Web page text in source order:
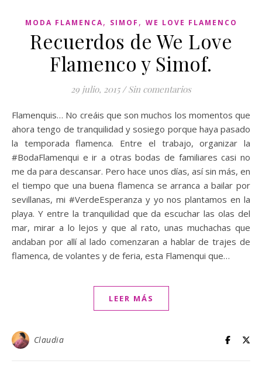
MODA FLAMENCA, SIMOF , WE LOVE FLAMENCO
Recuerdos de We Love
Flamenco y Simof.
29 julio, 2015 / Sin comentarios
Flamenquis… No creáis que son muchos los momentos que
ahora tengo de tranquilidad y sosiego porque haya pasado
la temporada flamenca. Entre el trabajo, organizar la
#BodaFlamenqui e ir a otras bodas de familiares casi no
me da para descansar. Pero hace unos días, así sin más, en
el tiempo que una buena flamenca se arranca a bailar por
sevillanas, mi #VerdeEsperanza y yo nos plantamos en la
playa. Y entre la tranquilidad que da escuchar las olas del
mar, mirar a lo lejos y que al rato, unas muchachas que
andaban por allí al lado comenzaran a hablar de trajes de
flamenca, de volantes y de feria, esta Flamenqui que…
LEER MÁS
Claudia